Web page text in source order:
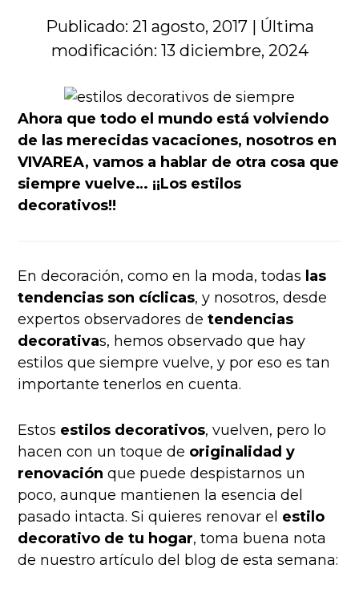
Publicado: 21 agosto, 2017| Última
modificación: 13 diciembre, 2024
Ahora que todo el mundo está volviendo
de las merecidas vacaciones, nosotros en
VIVAREA, vamos a hablar de otra cosa que
siempre vuelve… ¡¡Los estilos
decorativos!!
En decoración, como en la moda, todas las
tendencias son cíclicas, y nosotros, desde
expertos observadores de tendencias
decorativas, hemos observado que hay
estilos que siempre vuelve, y por eso es tan
importante tenerlos en cuenta.
Estos estilos decorativos, vuelven, pero lo
hacen con un toque de originalidad y
renovación que puede despistarnos un
poco, aunque mantienen la esencia del
pasado intacta. Si quieres renovar el estilo
decorativo de tu hogar, toma buena nota
de nuestro artículo del blog de esta semana: